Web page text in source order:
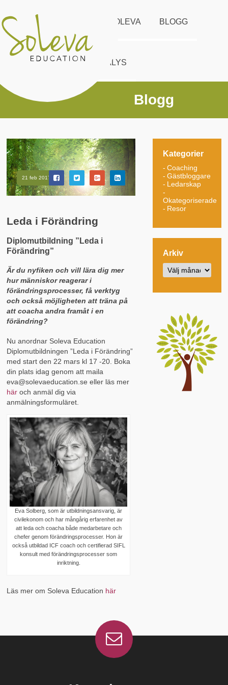
START SOLEVA BLOGG
KONTAKT DISC ANALYS
Blogg
21 feb 2017
Leda i Förändring
Diplomutbildning ”Leda i
Förändring”
Är du nyfiken och vill lära dig mer
hur människor reagerar i
förändringsprocesser, få verktyg
och också möjligheten att träna på
att coacha andra framåt i en
förändring?
Nu anordnar Soleva Education
Diplomutbildningen ”Leda i Förändring”
med start den 22 mars kl 17 -20. Boka
din plats idag genom att maila
eva@solevaeducation.se eller läs mer
här och anmäl dig via
anmälningsformuläret.
Eva Solberg, som är utbildningsansvarig, är
civilekonom och har mångårig erfarenhet av
att leda och coacha både medarbetare och
chefer genom förändringsprocesser. Hon är
också utbildad ICF coach och certifierad SIFL
konsult med förändringsprocesser som
inriktning.
Läs mer om Soleva Education här
Kategorier
Coaching
Gästbloggare
Ledarskap
Okategoriserade
Resor
Arkiv